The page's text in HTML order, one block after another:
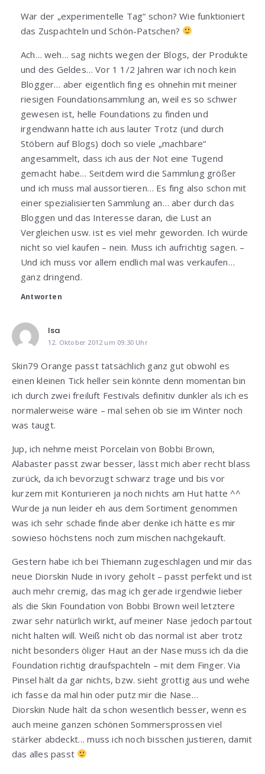
War der „experimentelle Tag“ schon? Wie funktioniert
das Zuspachteln und Schön-Patschen?
Ach… weh… sag nichts wegen der Blogs, der Produkte
und des Geldes… Vor 1 1/2 Jahren war ich noch kein
Blogger… aber eigentlich fing es ohnehin mit meiner
riesigen Foundationsammlung an, weil es so schwer
gewesen ist, helle Foundations zu finden und
irgendwann hatte ich aus lauter Trotz (und durch
Stöbern auf Blogs) doch so viele „machbare“
angesammelt, dass ich aus der Not eine Tugend
gemacht habe… Seitdem wird die Sammlung größer
und ich muss mal aussortieren… Es fing also schon mit
einer spezialisierten Sammlung an… aber durch das
Bloggen und das Interesse daran, die Lust an
Vergleichen usw. ist es viel mehr geworden. Ich würde
nicht so viel kaufen – nein. Muss ich aufrichtig sagen. –
Und ich muss vor allem endlich mal was verkaufen…
ganz dringend.
Antworten
Isa
12. Oktober 2012 um 09:30 Uhr
Skin79 Orange passt tatsächlich ganz gut obwohl es
einen kleinen Tick heller sein könnte denn momentan bin
ich durch zwei freiluft Festivals definitiv dunkler als ich es
normalerweise wäre – mal sehen ob sie im Winter noch
was taugt.
Jup, ich nehme meist Porcelain von Bobbi Brown,
Alabaster passt zwar besser, lässt mich aber recht blass
zurück, da ich bevorzugt schwarz trage und bis vor
kurzem mit Konturieren ja noch nichts am Hut hatte ^^
Wurde ja nun leider eh aus dem Sortiment genommen
was ich sehr schade finde aber denke ich hätte es mir
sowieso höchstens noch zum mischen nachgekauft.
Gestern habe ich bei Thiemann zugeschlagen und mir das
neue Diorskin Nude in ivory geholt – passt perfekt und ist
auch mehr cremig, das mag ich gerade irgendwie lieber
als die Skin Foundation von Bobbi Brown weil letztere
zwar sehr natürlich wirkt, auf meiner Nase jedoch partout
nicht halten will. Weiß nicht ob das normal ist aber trotz
nicht besonders öliger Haut an der Nase muss ich da die
Foundation richtig draufspachteln – mit dem Finger. Via
Pinsel hält da gar nichts, bzw. sieht grottig aus und wehe
ich fasse da mal hin oder putz mir die Nase…
Diorskin Nude hält da schon wesentlich besser, wenn es
auch meine ganzen schönen Sommersprossen viel
stärker abdeckt… muss ich noch bisschen justieren, damit
das alles passt